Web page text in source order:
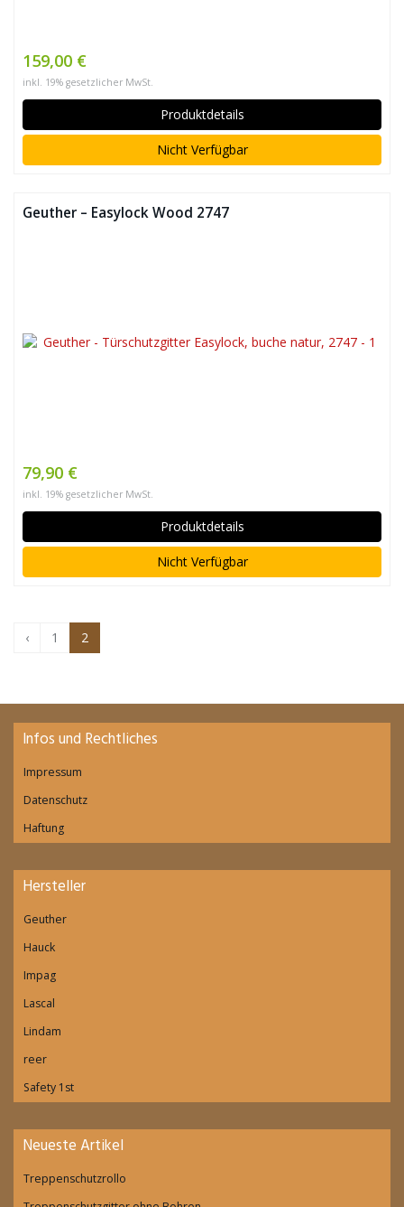
159,00 €
inkl. 19% gesetzlicher MwSt.
Produktdetails
Nicht Verfügbar
Geuther – Easylock Wood 2747
79,90 €
inkl. 19% gesetzlicher MwSt.
Produktdetails
Nicht Verfügbar
‹ 1 2
Infos und Rechtliches
Impressum
Datenschutz
Haftung
Hersteller
Geuther
Hauck
Impag
Lascal
Lindam
reer
Safety 1st
Neueste Artikel
Treppenschutzrollo